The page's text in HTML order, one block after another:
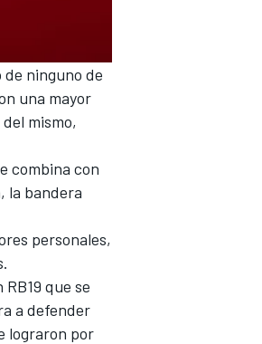
de ninguno de
una mayor
mismo,
combina con
la bandera
personales,
RB19 que se
a defender
lograron por